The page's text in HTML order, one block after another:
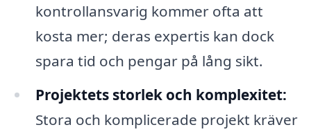
kontrollansvarig kommer ofta att
kosta mer; deras expertis kan dock
spara tid och pengar på lång sikt.
Projektets storlek och komplexitet:
Stora och komplicerade projekt kräver